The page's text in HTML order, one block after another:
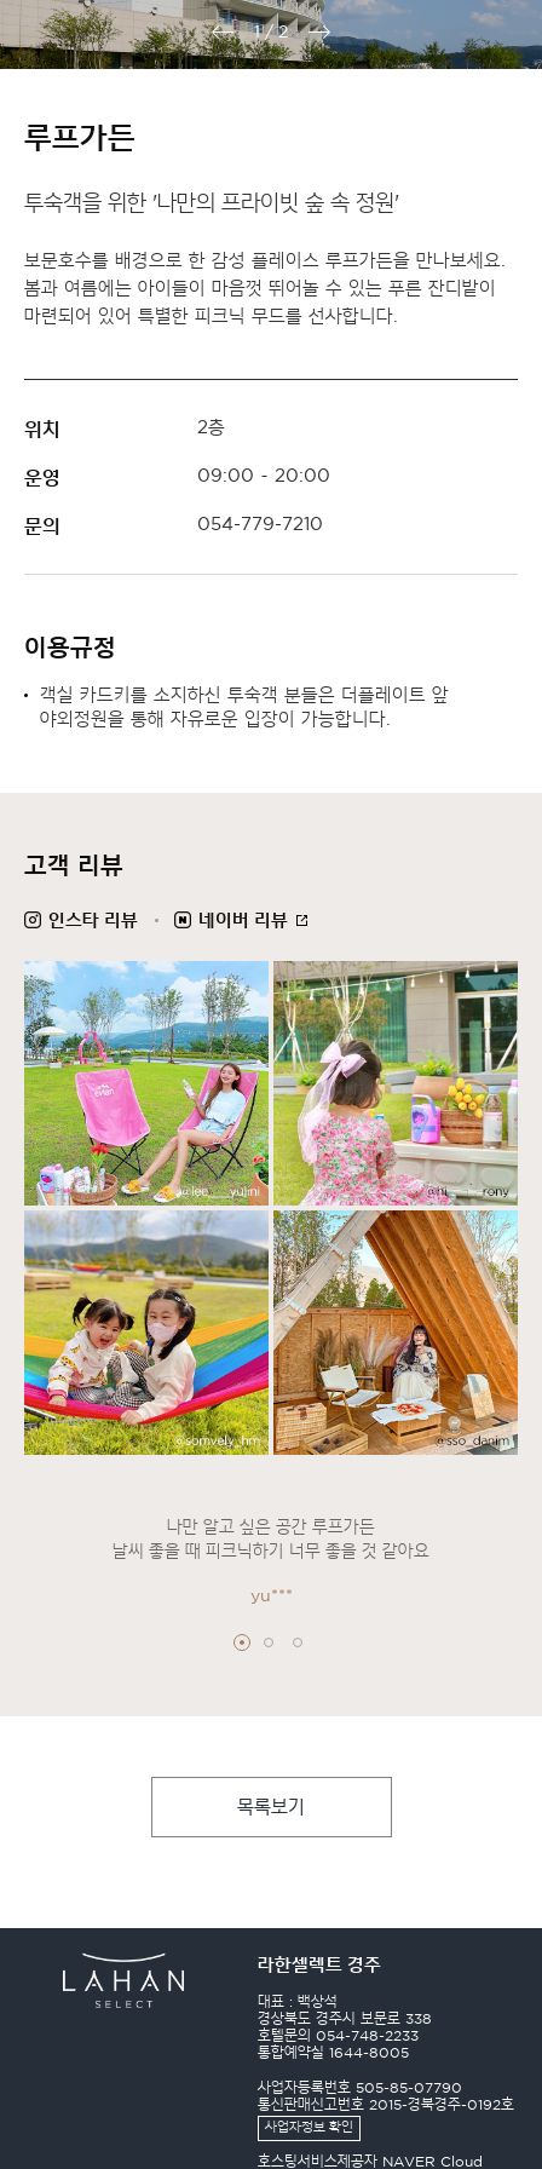
1/2
루프가든
투숙객을 위한 '나만의 프라이빗 숲 속 정원'
보문호수를 배경으로 한 감성 플레이스 루프가든을 만나보세요.
봄과 여름에는 아이들이 마음껏 뛰어놀 수 있는 푸른 잔디밭이
마련되어 있어 특별한 피크닉 무드를 선사합니다.
위치 2층
운영 09:00 ~ 20:00
문의 054-779-7210
이용규정
객실 카드키를 소지하신 투숙객 분들은 더플레이트 앞
야외정원을 통해 자유로운 입장이 가능합니다.
고객 리뷰
인스타 리뷰 네이버 리뷰
나만 알고 싶은 공간 루프가든
날씨 좋을 때 피크닉하기 너무 좋을 것 같아요
yu***
목록보기
라한셀렉트 경주
대표 : 백상석
경상북도 경주시 보문로 338
호텔문의 054-748-2233
통합예약실 1644-8005
사업자등록번호 505-85-07790
통신판매신고번호 2015-경북경주-0192호
사업자정보 확인
호스팅서비스제공자 NAVER Cloud